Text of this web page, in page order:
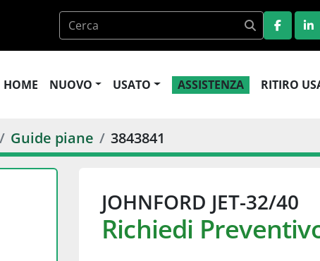
HOME NUOVO USATO ASSISTENZA RITIRO
Guide piane 3843841
JOHNFORD JET-32/40
Richiedi